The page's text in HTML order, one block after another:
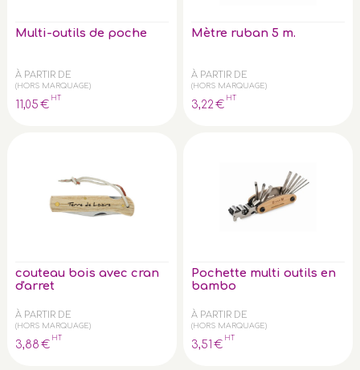
Multi-outils de poche
À PARTIR DE
(HORS MARQUAGE)
11,05 €
HT
Mètre ruban 5 m.
À PARTIR DE
(HORS MARQUAGE)
3,22 €
HT
couteau bois avec cran
d'arret
À PARTIR DE
(HORS MARQUAGE)
3,88 €
HT
Pochette multi outils en
bambo
À PARTIR DE
(HORS MARQUAGE)
3,51 €
HT